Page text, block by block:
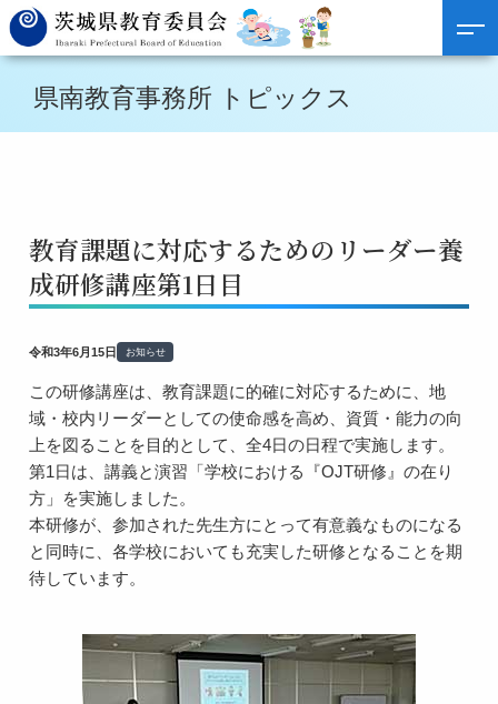
県南教育事務所 トピックス
教育課題に対応するためのリーダー養
成研修講座第1日目
令和3年6月15日 お知らせ
この研修講座は、教育課題に的確に対応するために、地
域・校内リーダーとしての使命感を高め、資質・能力の向
上を図ることを目的として、全4日の日程で実施します。
第1日は、講義と演習「学校における『OJT研修』の在り
方」を実施しました。
本研修が、参加された先生方にとって有意義なものになる
と同時に、各学校においても充実した研修となることを期
待しています。